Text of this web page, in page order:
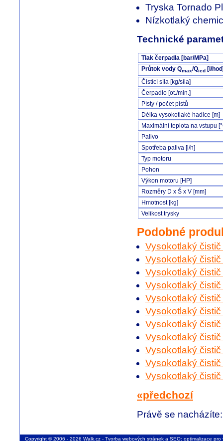
Tryska Tornado
Nízkotlaký
Technické
Tlak čerpadla [bar/MPa]
Průtok vody Qmax/Qied [l/
Čistící síla [kg/síla]
Čerpadlo [ot./min.]
Písty / počet pístů
Délka vysokotlaké hadice [m]
Maximální teplota na vstupu
Palivo
Spotřeba paliva [l/h]
Typ motoru
Pohon
Výkon motoru [HP]
Rozměry D x Š x V [mm]
Hmotnost [kg]
Velikost trysky
Podobné
Vysokotlaký
Vysokotlaký
Vysokotlaký
Vysokotlaký
Vysokotlaký
Vysokotlaký
Vysokotlaký
Vysokotlaký
Vysokotlaký
Vysokotlaký
Vysokotlaký
«předchozí
Právě se
Copyright © 2006 - 2026 Walk.cz - Tvorba webových stránek a SEO: optimalizace pro